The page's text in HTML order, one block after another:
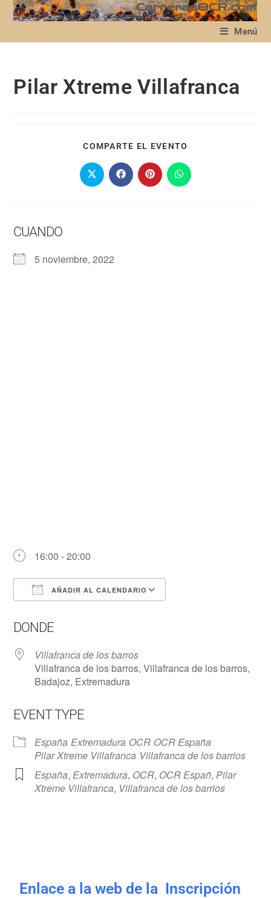
Menú
Pilar Xtreme Villafranca
COMPARTE EL EVENTO
CUANDO
5 noviembre, 2022
16:00 - 20:00
AÑADIR AL CALENDARIO
DONDE
Villafranca de los barros
Villafranca de los barros, Villafranca de los barros,
Badajoz, Extremadura
EVENT TYPE
España Extremadura OCR OCR España
Pilar Xtreme Villafranca Villafranca de los barrios
España,Extremadura, OCR, OCR Españ,Pilar
Xtreme Villafranca, Villafranca de los barrios
Enlace a la web de la Inscripción